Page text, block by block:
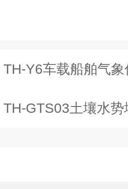
TH-Y6车载船舶气
TH-GTS03土壤水